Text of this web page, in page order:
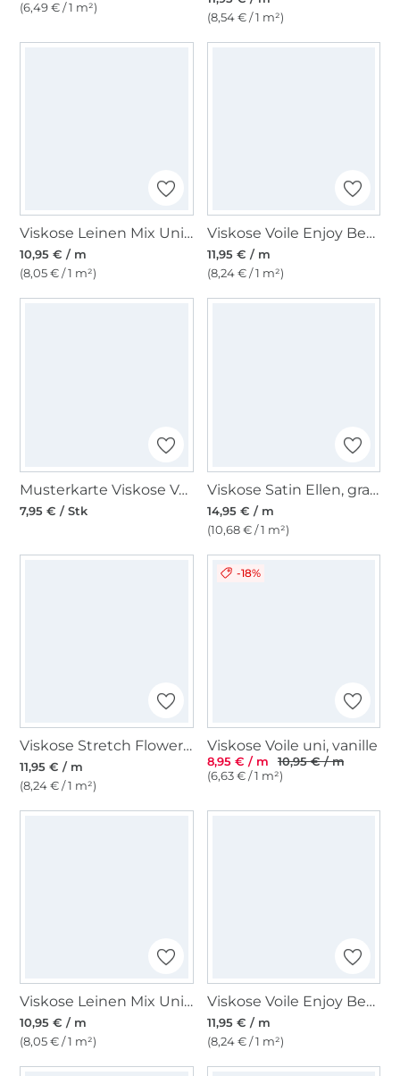
(6,49 € / 1 m²)
(8,54 € / 1 m²)
Viskose Leinen Mix Uni, weiß
10,95 € / m
(8,05 € / 1 m²)
Viskose Voile Enjoy Beach Palms, rosa
11,95 € / m
(8,24 € / 1 m²)
Musterkarte Viskose Voile
7,95 € / Stk
Viskose Satin Ellen, graugrün
14,95 € / m
(10,68 € / 1 m²)
Viskose Stretch Flower Dream, dunkelorange
11,95 € / m
(8,24 € / 1 m²)
-18%
Viskose Voile uni, vanille
8,95 € / m
10,95 € / m
(6,63 € / 1 m²)
Viskose Leinen Mix Uni, altrosa
10,95 € / m
(8,05 € / 1 m²)
Viskose Voile Enjoy Beach Leaves, aqua
11,95 € / m
(8,24 € / 1 m²)